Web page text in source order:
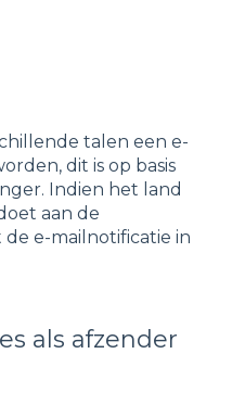
talen een e-
dit is op basis
Indien het land
aan de
e-mailnotificatie in
als afzender